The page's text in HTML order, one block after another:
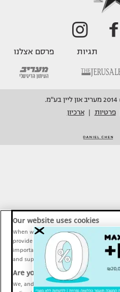
תגיות פרסם אצלנו
פרטיות ארכיון
Our website uses cookies
When we provide Maariv, TMI and
provide social media features and to
important and necessary for our
and support Maariv, TMI and Sport1
Are you happy to accept
We, and our partners, use information